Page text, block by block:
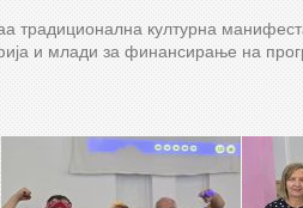
традиционална културна
и млади за финансирање на